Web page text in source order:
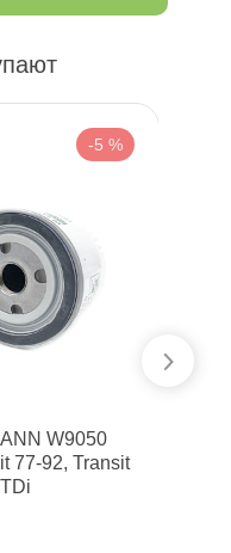
-5 %
W9050
77-92, Transit